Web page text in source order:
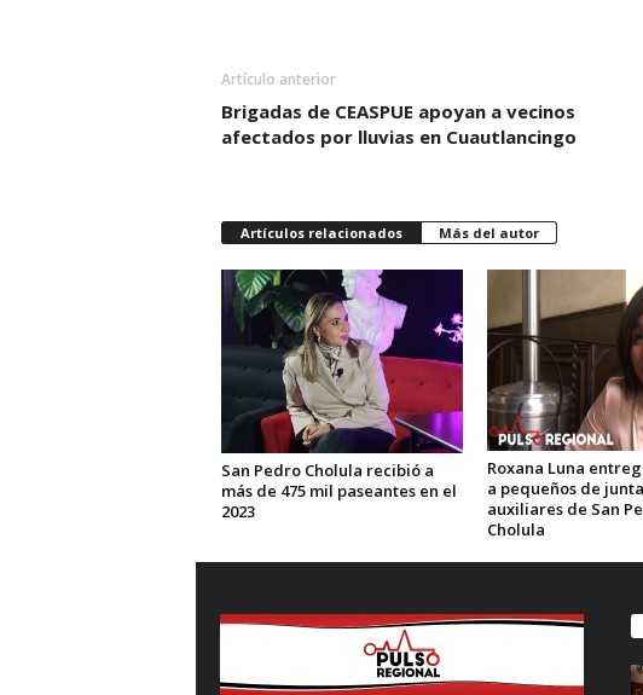
Artículo anterior
Brigadas de CEASPUE apoyan a vecinos
afectados por lluvias en Cuautlancingo
Artículos relacionados Más del autor
San Pedro Cholula recibió a
más de 475 mil paseantes en el
2023
Roxana Luna
a pequeños de
auxiliares de San
Cholula